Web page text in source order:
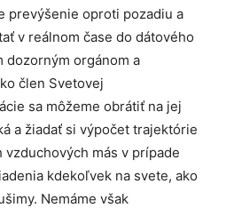
prevýšenie oproti pozadiu a
v reálnom čase do dátového
dozorným orgánom a
člen Svetovej
sa môžeme obrátiť na jej
a žiadať si výpočet trajektórie
más v prípade
kdekoľvek na svete, ako
Nemáme však